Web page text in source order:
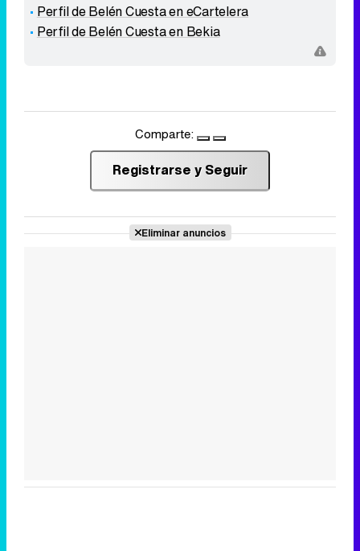
Perfil de Belén Cuesta en eCartelera
Perfil de Belén Cuesta en Bekia
Comparte:
Registrarse y Seguir
Eliminar anuncios